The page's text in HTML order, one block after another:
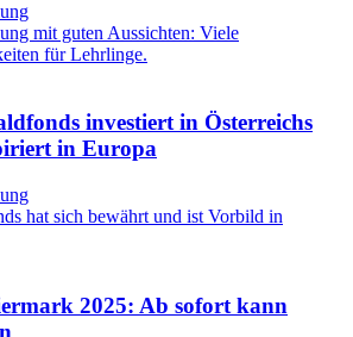
mit guten Aussichten: Viele
für Lehrlinge.
investiert in Österreichs
in Europa
hat sich bewährt und ist Vorbild in
2025: Ab sofort kann